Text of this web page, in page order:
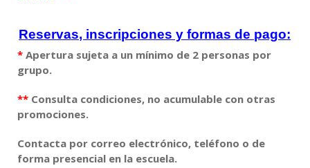
Reservas, inscripciones y formas de pago:
* Apertura sujeta a un mínimo de 2 personas por
grupo.
** Consulta condiciones, no acumulable con otras
promociones.
Contacta por correo electrónico, teléfono o de
forma presencial en la escuela.